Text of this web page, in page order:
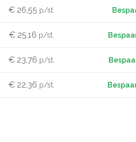
€ 26,55
€ 25,16
€ 23,76
€ 22,36